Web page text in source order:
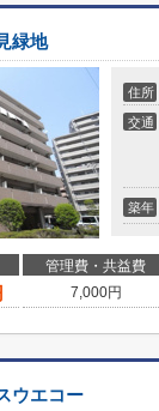
緑地
住所
交通
築年
管理費・共益費
7,000円
ウエコー